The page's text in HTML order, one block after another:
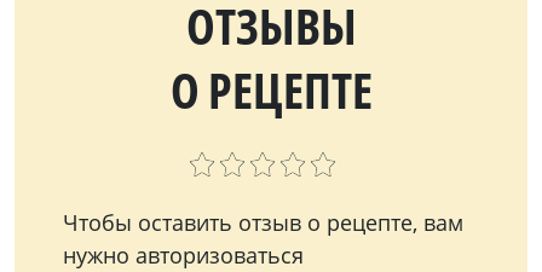
ОТЗЫВЫ
О РЕЦЕПТЕ
Чтобы оставить отзыв о рецепте, вам
нужно авторизоваться